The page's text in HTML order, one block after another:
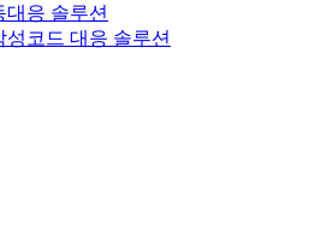
대응 솔루션
성코드 대응 솔루션